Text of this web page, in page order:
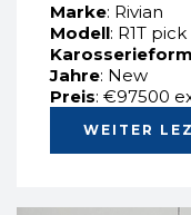
Marke: Rivian
Modell: R1T
Karosserieform
Jahre: New
Preis: €97500
WEITER